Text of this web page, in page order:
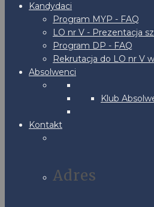
Kandydaci
Program MYP - FAQ
LO nr V - Prezentacja
Program DP - FAQ
Rekrutacja do LO nr V
Absolwenci
Klub
Kontakt
Adres